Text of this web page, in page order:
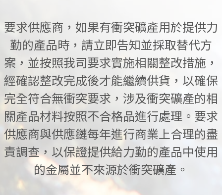
要求供應商，如果有衝突礦產用於提供力
勤的產品時，請立即告知並採取替代方
案，並按照我司要求實施相關整改措施，
經確認整改完成後才能繼續供貨，以確保
完全符合無衝突要求，涉及衝突礦產的相
關產品材料按照不合格品進行處理。要求
供應商與供應鏈每年進行商業上合理的盡
責調查，以保證提供給力勤的產品中使用
的金屬並不來源於衝突礦產。